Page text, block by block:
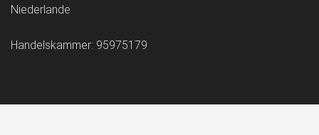
Niederlande
Handelskammer: 95975179